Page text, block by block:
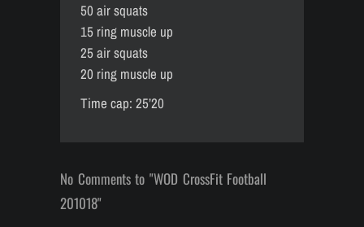
50 air squats
15 ring muscle up
25 air squats
20 ring muscle up
Time cap: 25’20
No Comments to "WOD CrossFit Football
201018"